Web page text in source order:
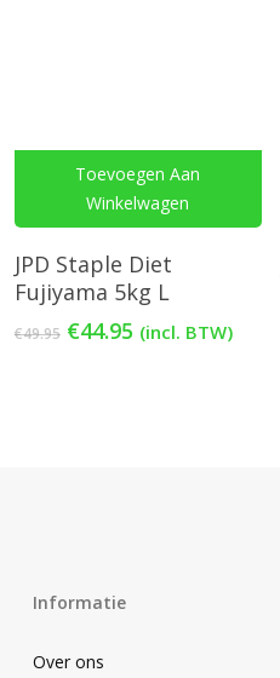
Toevoegen Aan
Winkelwagen
JPD Staple Diet
Fujiyama 5kg L
€49.95 Oorspronkelijke
€44.95Huidige
(incl. BTW)
Informatie
Over ons